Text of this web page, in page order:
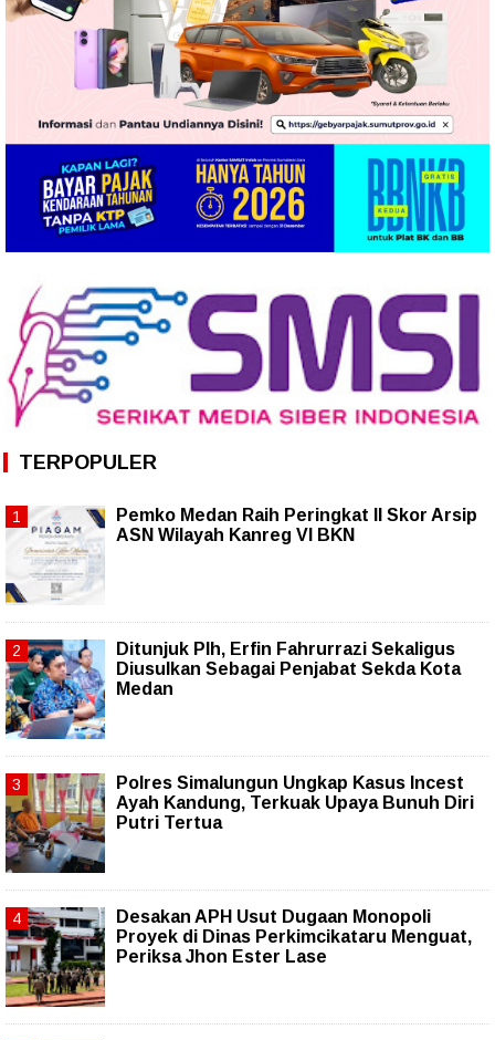
TERPOPULER
Pemko Medan Raih Peringkat II Skor Arsip
ASN Wilayah Kanreg VI BKN
Ditunjuk Plh, Erfin Fahrurrazi Sekaligus
Diusulkan Sebagai Penjabat Sekda Kota
Medan
Polres Simalungun Ungkap Kasus Incest
Ayah Kandung, Terkuak Upaya Bunuh Diri
Putri Tertua
Desakan APH Usut Dugaan Monopoli
Proyek di Dinas Perkimcikataru Menguat,
Periksa Jhon Ester Lase